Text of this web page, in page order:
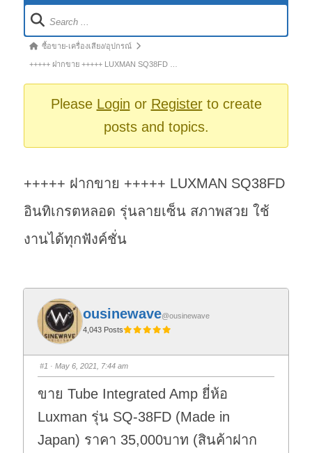
Forum
Navigation
Forum
breadcrumbs
ซื้อขาย-เครื่องเสียง/อุปกรณ์
+++++ ฝากขาย +++++ LUXMAN SQ38FD …
Please Login or Registerto create
posts and topics.
+++++ ฝากขาย +++++ LUXMAN SQ38FD
อินทิเกรตหลอด รุ่นลายเซ็น สภาพสวย ใช้
งานได้ทุกฟังค์ชั่น
ousinewave@ousinewave
4,043 Posts
#1 · May 6, 2021, 7:44 am
ขาย Tube Integrated Amp ยี่ห้อ
Luxman รุ่น SQ-38FD (Made in
Japan) ราคา 35,000บาท (สินค้าฝาก